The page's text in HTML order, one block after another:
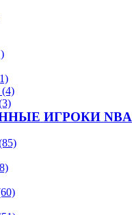
ИГРОКИ NBA